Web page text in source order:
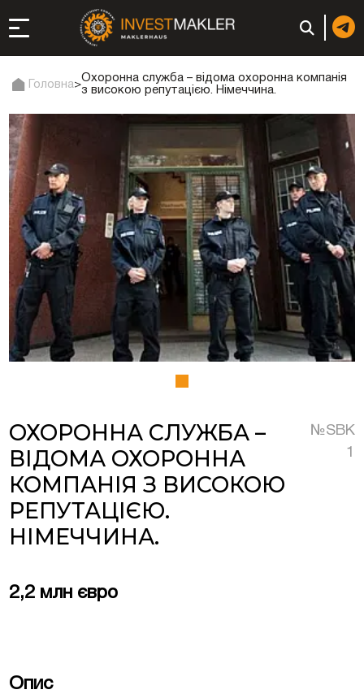
довгострокової
в Італії
та супутні
реєстрація чи
компанії (фірми) у
ОАЕ | Відкрити
проєкти та
та Австрії
нерухомість у
Головна>
Охоронна служба – відома охоронна компанія
з високою репутацією. Німеччина.
ОХОРОННА СЛУЖБА –
ВІДОМА ОХОРОННА
КОМПАНІЯ З ВИСОКОЮ
РЕПУТАЦІЄЮ.
НІМЕЧЧИНА.
№SBK
1
2,2 млн євро
Опис